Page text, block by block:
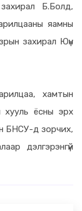
Б.Болд,
яамны
захирал Юүн
хамтын
хууль ёсны эрх
БНСУ-д зорчих,
дэлгэрэнгүй